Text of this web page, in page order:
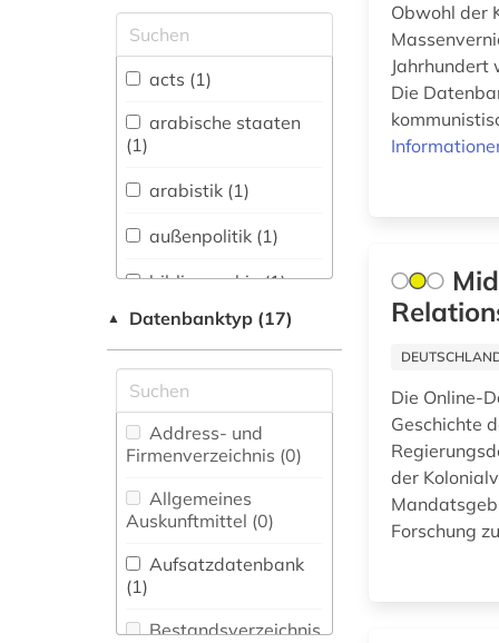
Allgemeine und
vergleichende Sprach-
und
Literaturwissenschaft.
Indogermanistik.
Außereuropäische
Literaturen (0)
Anglistik.
Amerikanistik (0)
Vermessungswesen (0)
Biologie,
Biotechnologie (0)
Buch- und
Bibliothekswesen,
Informationswissenschaft
(0)
Pharmazie (0)
acts (1)
arabische staaten
(1)
arabistik (1)
außenpolitik (1)
bibliographie (1)
bibliometrie (1)
china (1)
digitalisat (1)
elektronisches buch
fid asien (3)
geisteswissenschaften
(2)
▲ Datenbanktyp (17)
Address- und
Firmenverzeichnis (0)
Allgemeines
Auskunftmittel (0)
Aufsatzdatenbank
(1)
Bestandsverzeichnis
Obwohl der
Jahrhundert
Die
Die Online-
Geschichte
der
Forschung